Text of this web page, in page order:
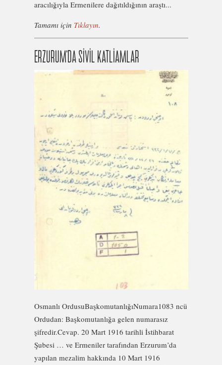
aracılığıyla Ermenilere dağıtıldığının araştı...
Tamamı için Tıklayın.
ERZURUM’DA SİVİL KATLİAMLAR
Osmanlı OrdusuBaşkomutanlığıNumara1083 ncü
Ordudan: Başkomutanlığa gelen numarasız
şifredir.Cevap. 20 Mart 1916 tarihli İstihbarat
Şubesi … ve Ermeniler tarafından Erzurum’da
yapılan mezalim hakkında 10 Mart 1916